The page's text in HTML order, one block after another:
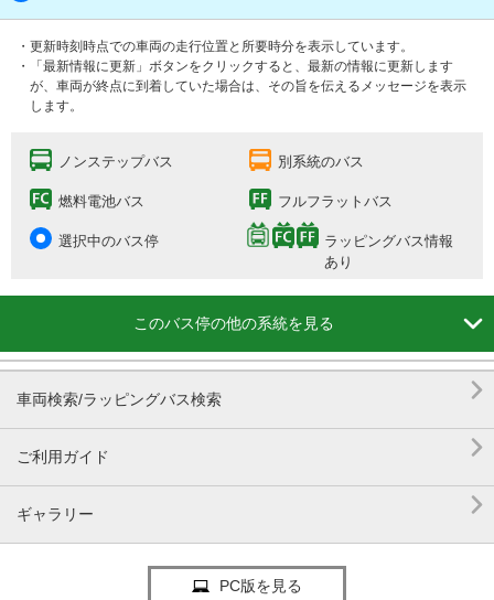
・更新時刻時点での車両の走行位置と所要時分を表示しています。
・「最新情報に更新」ボタンをクリックすると、最新の情報に更新します
が、車両が終点に到着していた場合は、その旨を伝えるメッセージを表示
します。
ノンステップバス 別系統のバス
燃料電池バス フルフラットバス
選択中のバス停
ラッピングバス情報
あり
このバス停の他の系統を見る 
車両検索/ラッピングバス検索 
ご利用ガイド 
ギャラリー 
PC版を見る